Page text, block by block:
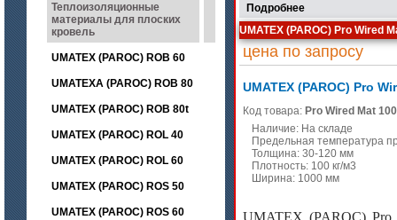
Теплоизоляционные
материалы для плоских
кровель
UMATEX (PAROC) ROB 60
UMATEXA (PAROC) ROB 80
UMATEX (PAROC) ROB 80t
UMATEX (PAROC) ROL 40
UMATEX (PAROC) ROL 60
UMATEX (PAROC) ROS 50
UMATEX (PAROC) ROS 60
Подробнее
UMATEX (PAROC) Pro Wired
цена по запросу
UMATEX (PAROC) Pro
Код товара: Pro Wired Mat 100
Наличие: На складе
Предельная температура
Толщина: 30-120 мм
Плотность: 100 кг/м3
Ширина: 1000 мм